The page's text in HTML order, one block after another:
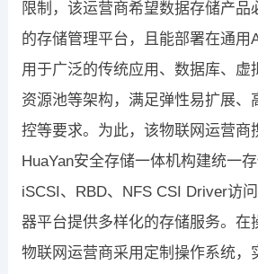
限制，该运营商希望数据存储产品
的存储管理平台，且能部署在通用
用于广泛的传统应用、数据库、虚
资源池等架构，满足弹性易扩展、
控等要求。为此，该物联网运营商
HuaYan安全存储一体机构建统一
iSCSI、RBD、NFS CSI Driver访
器平台提供多样化的存储服务。在
物联网运营商采用定制操作系统，